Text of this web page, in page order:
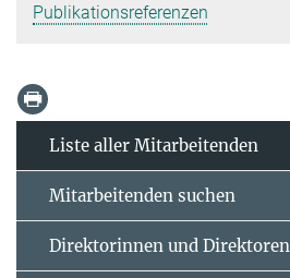
Publikationsreferenzen
Liste aller Mitarbeitenden
Mitarbeitenden suchen
Direktorinnen und Direktoren